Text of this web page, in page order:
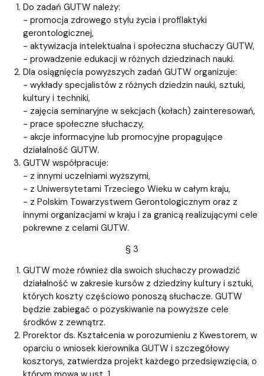
Do zadań GUTW należy:
- promocja zdrowego stylu życia i profilaktyki
gerontologicznej,
- aktywizacja intelektualna i społeczna słuchaczy GUTW,
- prowadzenie edukacji w różnych dziedzinach nauki.
Dla osiągnięcia powyższych zadań GUTW organizuje:
- wykłady specjalistów z różnych dziedzin nauki, sztuki,
kultury i techniki,
- zajęcia seminaryjne w sekcjach (kołach) zainteresowań,
- prace społeczne słuchaczy,
- akcje informacyjne lub promocyjne propagujące
działalność GUTW.
GUTW współpracuje:
- z innymi uczelniami wyższymi,
- z Uniwersytetami Trzeciego Wieku w całym kraju,
- z Polskim Towarzystwem Gerontologicznym oraz z
innymi organizacjami w kraju i za granicą realizującymi cele
pokrewne z celami GUTW.
§ 3
GUTW może również dla swoich słuchaczy prowadzić
działalność w zakresie kursów z dziedziny kultury i sztuki,
których koszty częściowo ponoszą słuchacze. GUTW
będzie zabiegać o pozyskiwanie na powyższe cele
środków z zewnątrz.
Prorektor ds. Kształcenia w porozumieniu z Kwestorem, w
oparciu o wniosek kierownika GUTW i szczegółowy
kosztorys, zatwierdza projekt każdego przedsięwzięcia, o